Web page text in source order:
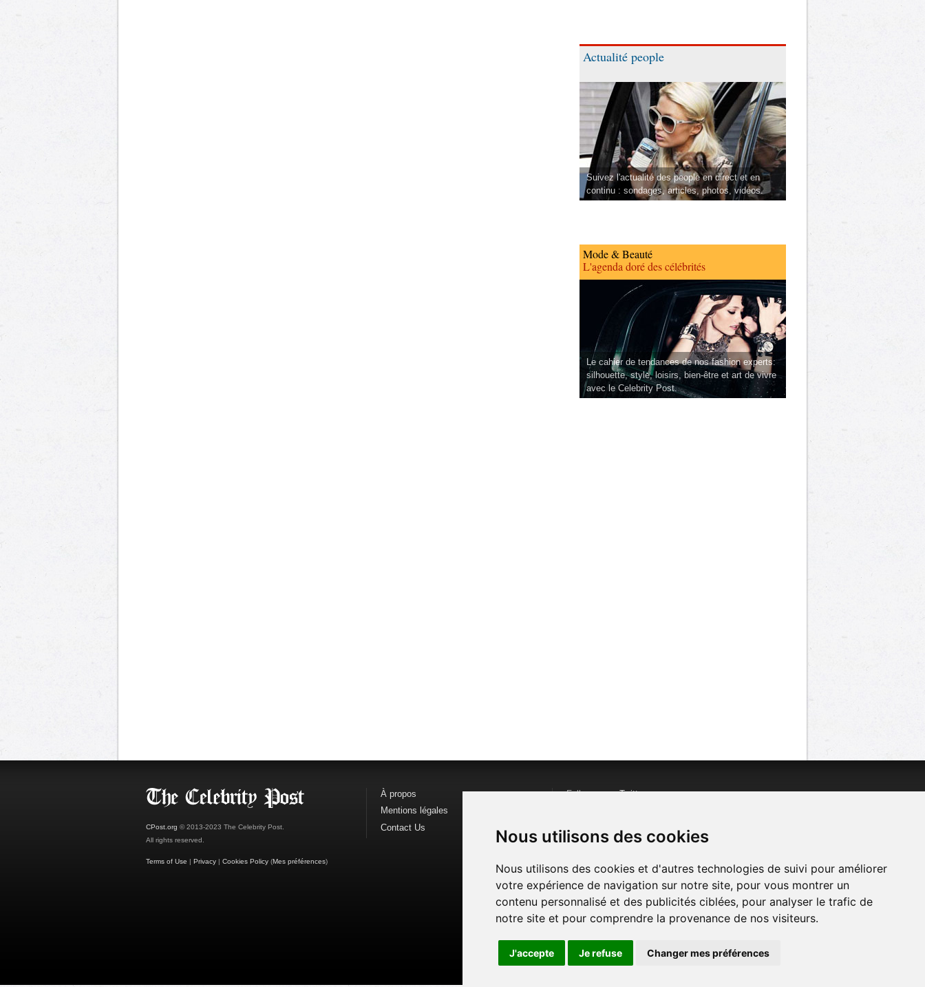
Nous utilisons des cookies
Nous utilisons des cookies et d'autres technologies de suivi pour améliorer
votre expérience de navigation sur notre site, pour vous montrer un
contenu personnalisé et des publicités ciblées, pour analyser le trafic de
notre site et pour comprendre la provenance de nos visiteurs.
J'accepte Je refuse Changer mes préférences
Actualité people
Suivez l'actualité des people en direct et en
continu : sondages, articles, photos, vidéos.
Mode & Beauté
L'agenda doré des célébrités
Le cahier de tendances de nos fashion experts:
silhouette, style, loisirs, bien-être et art de vivre
avec le Celebrity Post.
CPost.org © 2013-2023 The Celebrity Post.
All rights reserved.
Terms of Use | Privacy | Cookies Policy (Mes préférences)
À propos
Mentions légales
Contact Us
Follow us onTwitter
Watch us on